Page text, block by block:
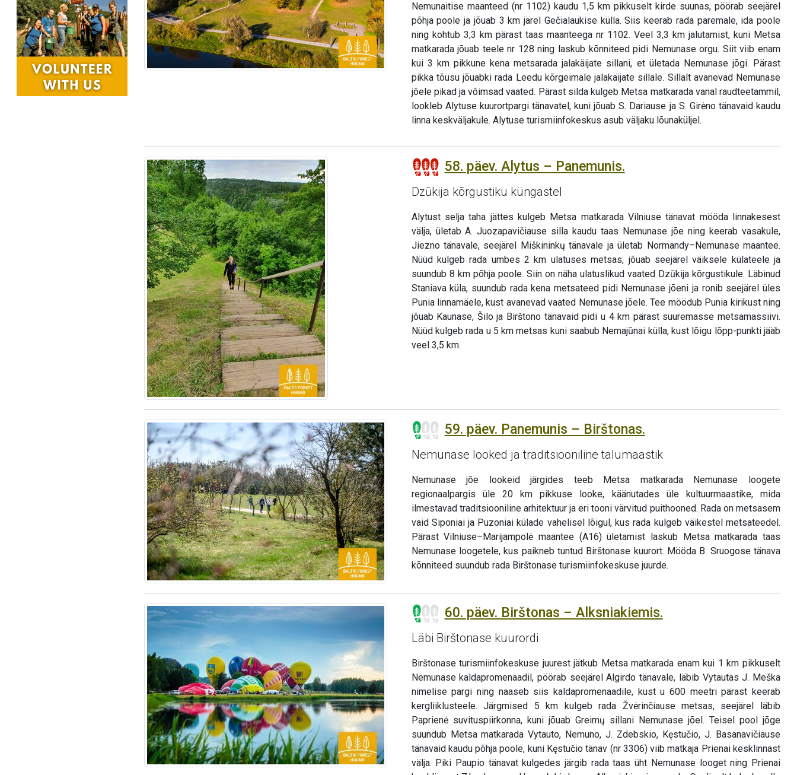
Nemunaitise maanteed (nr 1102) kaudu 1,5 km pikkuselt kirde suunas, pöörab seejärel
põhja poole ja jõuab 3 km järel Gečialaukise külla. Siis keerab rada paremale, ida poole
ning kohtub 3,3 km pärast taas maanteega nr 1102. Veel 3,3 km jalutamist, kuni Metsa
matkarada jõuab teele nr 128 ning laskub kõnniteed pidi Nemunase orgu. Siit viib enam
kui 3 km pikkune kena metsarada jalakäijate sillani, et ületada Nemunase jõgi. Pärast
pikka tõusu jõuabki rada Leedu kõrgeimale jalakäijate sillale. Sillalt avanevad Nemunase
jõele pikad ja võimsad vaated. Pärast silda kulgeb Metsa matkarada vanal raudteetammil,
lookleb Alytuse kuurortpargi tänavatel, kuni jõuab S. Dariause ja S. Girėno tänavaid kaudu
linna keskväljakule. Alytuse turismiinfokeskus asub väljaku lõunaküljel.
58. päev. Alytus – Panemunis.
Dzūkija kõrgustiku küngastel
Alytust selja taha jättes kulgeb Metsa matkarada Vilniuse tänavat mööda linnakesest
välja, ületab A. Juozapavičiause silla kaudu taas Nemunase jõe ning keerab vasakule,
Jiezno tänavale, seejärel Miškininkų tänavale ja ületab Normandy–Nemunase maantee.
Nüüd kulgeb rada umbes 2 km ulatuses metsas, jõuab seejärel väiksele külateele ja
suundub 8 km põhja poole. Siin on näha ulatuslikud vaated Dzūkija kõrgustikule. Läbinud
Staniava küla, suundub rada kena metsateed pidi Nemunase jõeni ja ronib seejärel üles
Punia linnamäele, kust avanevad vaated Nemunase jõele. Tee möödub Punia kirikust ning
jõuab Kaunase, Šilo ja Birštono tänavaid pidi u 4 km pärast suuremasse metsamassiivi.
Nüüd kulgeb rada u 5 km metsas kuni saabub Nemajūnai külla, kust lõigu lõpp-punkti jääb
veel 3,5 km.
59. päev. Panemunis – Birštonas.
Nemunase looked ja traditsiooniline talumaastik
Nemunase jõe lookeid järgides teeb Metsa matkarada Nemunase loogete
regionaalpargis üle 20 km pikkuse looke, käänutades üle kultuurmaastike, mida
ilmestavad traditsiooniline arhitektuur ja eri tooni värvitud puithooned. Rada on metsasem
vaid Siponiai ja Puzoniai külade vahelisel lõigul, kus rada kulgeb väikestel metsateedel.
Pärast Vilniuse–Marijampolė maantee (A16) ületamist laskub Metsa matkarada taas
Nemunase loogetele, kus paikneb tuntud Birštonase kuurort. Mööda B. Sruogose tänava
kõnniteed suundub rada Birštonase turismiinfokeskuse juurde.
60. päev. Birštonas – Alksniakiemis.
Läbi Birštonase kuurordi
Birštonase turismiinfokeskuse juurest jätkub Metsa matkarada enam kui 1 km pikkuselt
Nemunase kaldapromenaadil, pöörab seejärel Algirdo tänavale, läbib Vytautas J. Meška
nimelise pargi ning naaseb siis kaldapromenaadile, kust u 600 meetri pärast keerab
kergliiklusteele. Järgmised 5 km kulgeb rada Žvėrinčiause metsas, seejärel läbib
Paprienė suvituspiirkonna, kuni jõuab Greimų sillani Nemunase jõel. Teisel pool jõge
suundub Metsa matkarada Vytauto, Nemuno, J. Zdebskio, Kęstučio, J. Basanavičiause
tänavaid kaudu põhja poole, kuni Kęstučio tänav (nr 3306) viib matkaja Prienai kesklinnast
välja. Piki Paupio tänavat kulgedes järgib rada taas üht Nemunase looget ning Prienai